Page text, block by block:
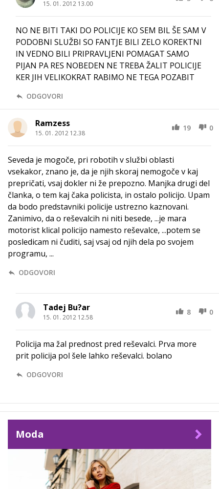
15. 01. 2012 13.00
NO NE BITI TAKI DO POLICIJE KO SEM BIL ŠE SAM V
PODOBNI SLUŽBI SO FANTJE BILI ZELO KOREKTNI
IN VEDNO BILI PRIPRAVLJENI POMAGAT SAMO
PIJAN PA RES NOBEDEN NE TREBA ŽALIT POLICIJE
KER JIH VELIKOKRAT RABIMO NE TEGA POZABIT
ODGOVORI
Ramzess
15. 01. 2012 12.38
19 0
Seveda je mogoče, pri robotih v službi oblasti
vsekakor, znano je, da je njih skoraj nemogoče v kaj
prepričati, vsaj dokler ni že prepozno. Manjka drugi del
članka, o tem kaj čaka policista, in ostalo policijo. Upam
da bodo predstavniki policije ustrezno kaznovani.
Zanimivo, da o reševalcih ni niti besede, ...je mara
motorist klical policijo namesto reševalce, ...potem se
posledicam ni čuditi, saj vsaj od njih dela po svojem
programu, ...
ODGOVORI
Tadej Bu?ar
15. 01. 2012 12.58
8 0
Policija ma žal prednost pred reševalci. Prva more
prit policija pol šele lahko reševalci. bolano
ODGOVORI
Moda